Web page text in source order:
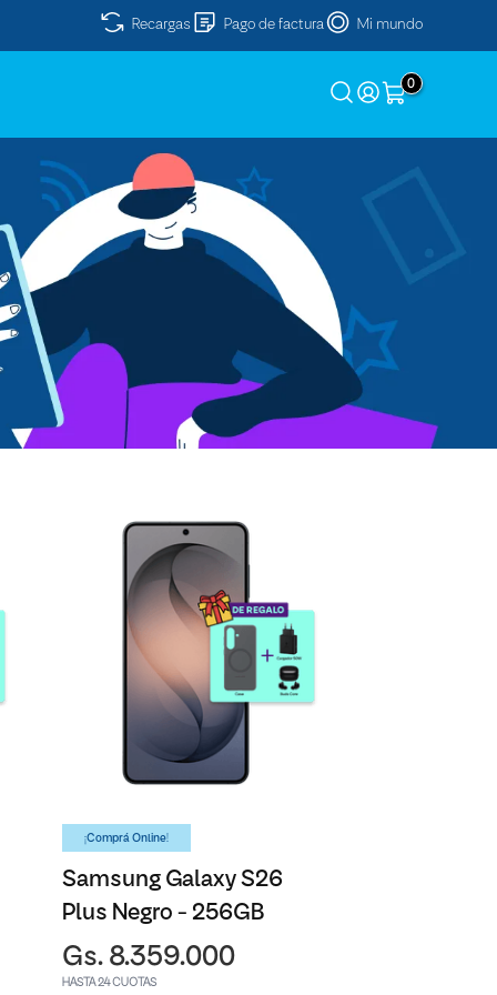
Recargas Pago de factura Mi mundo
0
¡Comprá Online!
Samsung Galaxy S26
Plus Negro - 256GB
Gs. 8.359.000
HASTA 24 CUOTAS